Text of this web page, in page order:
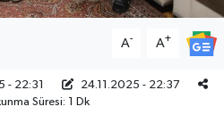
A- A+
- 22:31
24.11.2025 - 22:37
Süresi: 1 Dk